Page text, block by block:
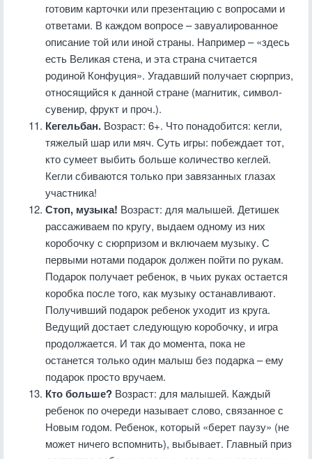
готовим карточки или презентацию с вопросами и
ответами. В каждом вопросе – завуалированное
описание той или иной страны. Например – «здесь
есть Великая стена, и эта страна считается
родиной Конфуция». Угадавший получает сюрприз,
относящийся к данной стране (магнитик, символ-
сувенир, фрукт и проч.).
Кегельбан. Возраст: 6+. Что понадобится: кегли,
тяжелый шар или мяч. Суть игры: побеждает тот,
кто сумеет выбить больше количество кеглей.
Кегли сбиваются только при завязанных глазах
участника!
Стоп, музыка! Возраст: для малышей. Детишек
рассаживаем по кругу, выдаем одному из них
коробочку с сюрпризом и включаем музыку. С
первыми нотами подарок должен пойти по рукам.
Подарок получает ребенок, в чьих руках остается
коробка после того, как музыку останавливают.
Получивший подарок ребенок уходит из круга.
Ведущий достает следующую коробочку, и игра
продолжается. И так до момента, пока не
останется только один малыш без подарка – ему
подарок просто вручаем.
Кто больше? Возраст: для малышей. Каждый
ребенок по очереди называет слово, связанное с
Новым годом. Ребенок, который «берет паузу» (не
может ничего вспомнить), выбывает. Главный приз